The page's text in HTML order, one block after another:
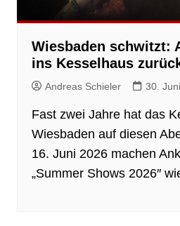
Wiesbaden schwitzt:
ins Kesselhaus
Andreas Schieler 30.
Fast zwei Jahre hat das
Wiesbaden auf diesen
16. Juni 2026 machen
„Summer Shows 2026″